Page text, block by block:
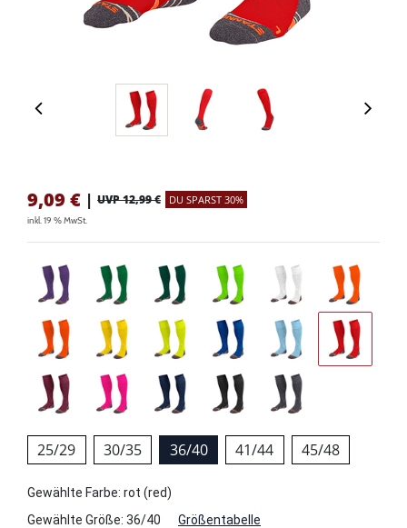
9,09 € | UVP 12,99 € DU SPARST 30%
inkl. 19 % MwSt.
25/29 30/35 36/40 41/44 45/48
Gewählte Farbe: rot (red)
Gewählte Größe: 36/40 Größentabelle